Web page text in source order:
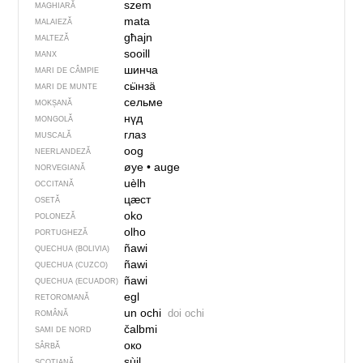
MAGHIARĂ szem
MALAIEZĂ mata
MALTEZĂ għajn
MANX sooill
MARI DE CÂMPIE шинча
MARI DE MUNTE сӹнзӓ
MOKȘANĂ сельме
MONGOLĂ нүд
MUSCALĂ глаз
NEERLANDEZĂ oog
NORVEGIANĂ øye• auge
OCCITANĂ uèlh
OSETĂ цӕст
POLONEZĂ oko
PORTUGHEZĂ olho
QUECHUA (BOLIVIA) ñawi
QUECHUA (CUZCO) ñawi
QUECHUA (ECUADOR) ñawi
RETOROMANĂ egl
ROMÂNĂ un ochi doi ochi
SAMI DE NORD čalbmi
SÂRBĂ око